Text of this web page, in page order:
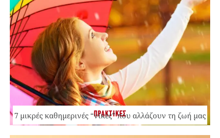
ΠΡΑΚΤΙΚΕΣ
7 μικρές καθημερινές “νίκες” που αλλάζουν τη ζωή μας